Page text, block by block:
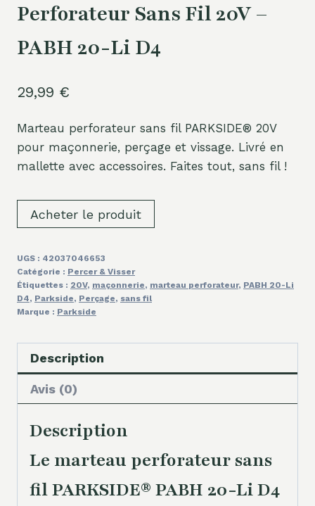
Perforateur Sans Fil 20V –
PABH 20-Li D4
29,99 €
Marteau perforateur sans fil PARKSIDE® 20V
pour maçonnerie, perçage et vissage. Livré en
mallette avec accessoires. Faites tout, sans fil !
Acheter le produit
UGS : 42037046653
Catégorie : Percer & Visser
Étiquettes : 20V, maçonnerie, marteau perforateur, PABH 20-Li
D4, Parkside, Perçage, sans fil
Marque : Parkside
Description
Avis (0)
Description
Le marteau perforateur sans
fil PARKSIDE® PABH 20-Li D4